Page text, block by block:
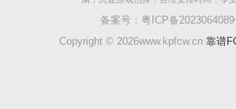
备案号： 粤ICP备
Copyright © 2026www.kpfcw.cn 靠谱